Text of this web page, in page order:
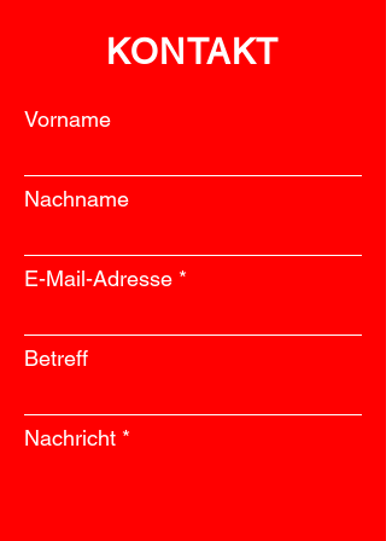
KONTAKT
Vorname
Nachname
E-Mail-Adresse
Betreff
Nachricht